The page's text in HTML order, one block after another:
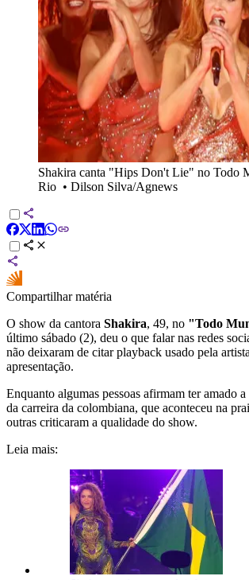
Shakira canta "Hips Don't Lie" no Todo
Rio • Dilson Silva/Agnews
Compartilhar matéria
O show da cantora Shakira, 49, no "Todo
último sábado (2), deu o que falar nas redes
não deixaram de citar playback usado pela
apresentação.
Enquanto algumas pessoas afirmam ter amado
da carreira da colombiana, que aconteceu na
outras criticaram a qualidade do show.
Leia mais: